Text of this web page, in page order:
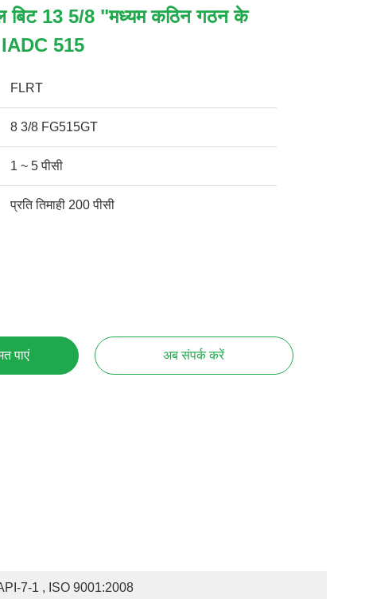
बिट 13 5/8 "मध्यम कठिन गठन के
515
FLRT
8 3/8 FG515GT
1 ~ 5 पीसी
प्रति तिमाही 200 पीसी
पाएं अब संपर्क करें
7-1 , ISO 9001:2008